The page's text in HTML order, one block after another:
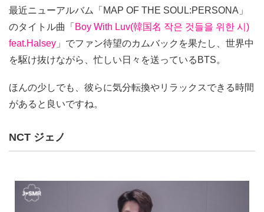
最近ニューアルバム「MAP OF THE SOUL:PERSONA」
のタイトル曲「 Boy With Luv(韓国名 작은 것들을 위한 시)
feat.Halsey 」でファン待望のカムバックを果たし、世界中
を駆け抜けながら、忙しい日々を送っているBTS。
ほんの少しでも、彼らに気分転換やリラックスできる時間
があると良いですね。
NCT ジェノ